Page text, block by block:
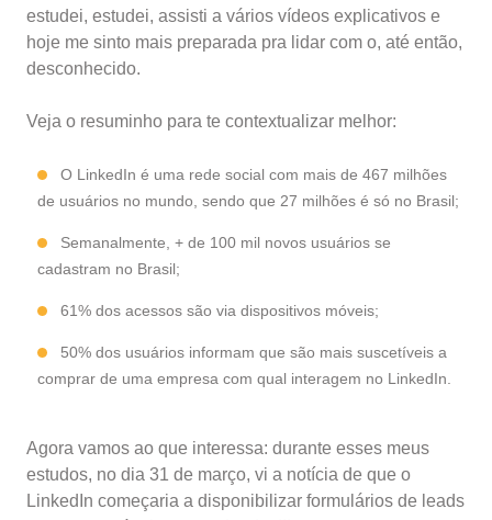
estudei, estudei, assisti a vários vídeos explicativos e
hoje me sinto mais preparada pra lidar com o, até então,
desconhecido.
Veja o resuminho para te contextualizar melhor:
O LinkedIn é uma rede social com mais de 467 milhões
de usuários no mundo, sendo que 27 milhões é só no Brasil;
Semanalmente, + de 100 mil novos usuários se
cadastram no Brasil;
61% dos acessos são via dispositivos móveis;
50% dos usuários informam que são mais suscetíveis a
comprar de uma empresa com qual interagem no LinkedIn.
Agora vamos ao que interessa: durante esses meus
estudos, no dia 31 de março, vi a notícia de que o
LinkedIn começaria a disponibilizar formulários de leads